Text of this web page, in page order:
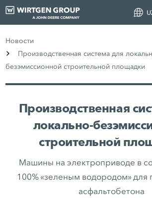
Новости
Производственная система для
безэмиссионной строительной площадки
Производственная
локально-
строительной
Машины на электроприводе в
100% «зеленым водородом» для
асфальтобетона